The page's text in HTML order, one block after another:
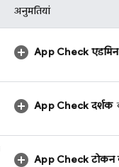
अनुमतियां
App Check एडमिन
App Checkदर्शक
App Checkटोकन